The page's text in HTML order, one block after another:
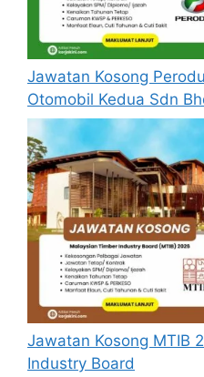
yang lengkap
pengalaman
yang dipohon,
passport serta
semasa
Pemohon yang
memohon
tidak perlu lagi
sekiranya
sah.
Sebelum
pastikan anda
mengisi segala
dengan lengkap
Perlu diingatkan,
layak sahaja
Jawatan Kosong
Otomobil Kedua Sdn
Jawatan Kosong MTIB
Industry Board